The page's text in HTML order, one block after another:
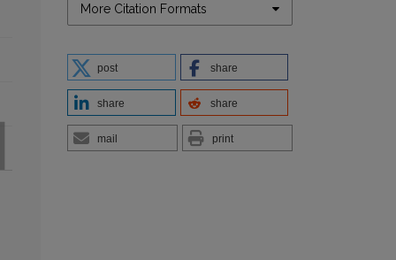
More Citation Formats
post share
share share
mail print